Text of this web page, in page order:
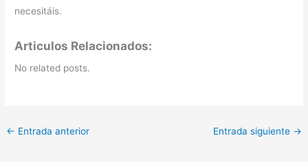
necesitáis.
Articulos Relacionados:
No related posts.
← Entrada anterior Entrada siguiente →